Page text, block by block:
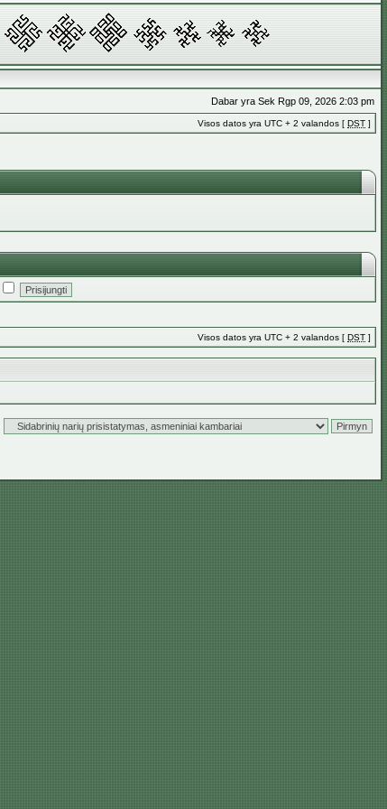
Dabar yra Sek Rgp 09, 2026 2:03 pm
Visos datos yra UTC + 2 valandos [ DST ]
Visos datos yra UTC + 2 valandos [ DST ]